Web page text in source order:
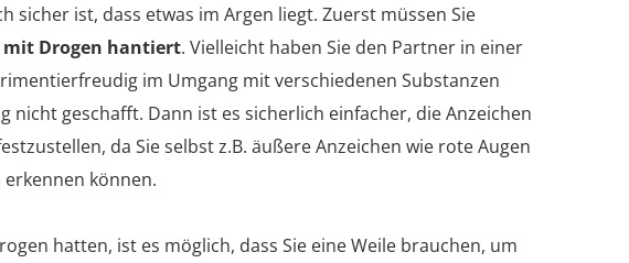
sicher ist, dass etwas im Argen liegt. Zuerst müssen Sie
mit Drogen hantiert. Vielleicht haben Sie den Partner in einer
im Umgang mit verschiedenen Substanzen
geschafft. Dann ist es sicherlich einfacher, die Anzeichen
da Sie selbst z.B. äußere Anzeichen wie rote Augen
können.
hatten, ist es möglich, dass Sie eine Weile brauchen, um